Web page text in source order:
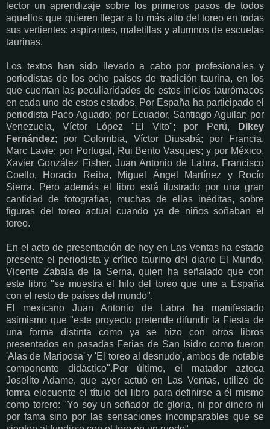
lector un aprendizaje sobre los primeros pasos de todos
aquellos que quieren llegar a lo más alto del toreo en todas
sus vertientes: aspirantes, maletillas y alumnos de escuelas
taurinas.
Los textos han sido llevado a cabo por profesionales y
periodistas de los ocho países de tradición taurina, en los
que cuentan las peculiaridades de estos inicios taurómacos
en cada uno de estos estados. Por España ha participado el
periodista Paco Aguado; por Ecuador, Santiago Aguilar; por
Venezuela, Víctor López "El Vito"; por Perú,
Dikey
Fernández; por Colombia, Víctor Diusabá; por Francia,
Marc Lavie; por Portugal, Rui Bento Vasques; y por México,
Xavier González Fisher, Juan Antonio de Labra, Francisco
Coello, Horacio Reiba, Miguel Ángel Martínez y Rocío
Sierra. Pero además el libro está ilustrado por una gran
cantidad de fotografías, muchas de ellas inéditas, sobre
figuras del toreo actual cuando ya de niños soñaban el
toreo.
En el acto de presentación de hoy en Las Ventas ha estado
presente el periodista y crítico taurino del diario El Mundo,
Vicente Zabala de la Serna, quien ha señalado que con
este libro "se muestra el hilo del toreo que une a España
con el resto de países del mundo".
El mexicano Juan Antonio de Labra ha manifestado
asimismo que "este proyecto pretende difundir la Fiesta de
una forma distinta como ya se hizo con otros libros
presentados en pasadas Ferias de San Isidro como fueron
'Alas de Mariposa' y 'El toreo al desnudo', ambos de notable
componente didáctico".Por último, el matador azteca
Joselito Adame, que ayer actuó en Las Ventas, utilizó de
forma elocuente el título del libro para definirse a él mismo
como torero: "Yo soy un soñador de gloria, ni por dinero ni
por fama sino por las sensaciones incomparables que se